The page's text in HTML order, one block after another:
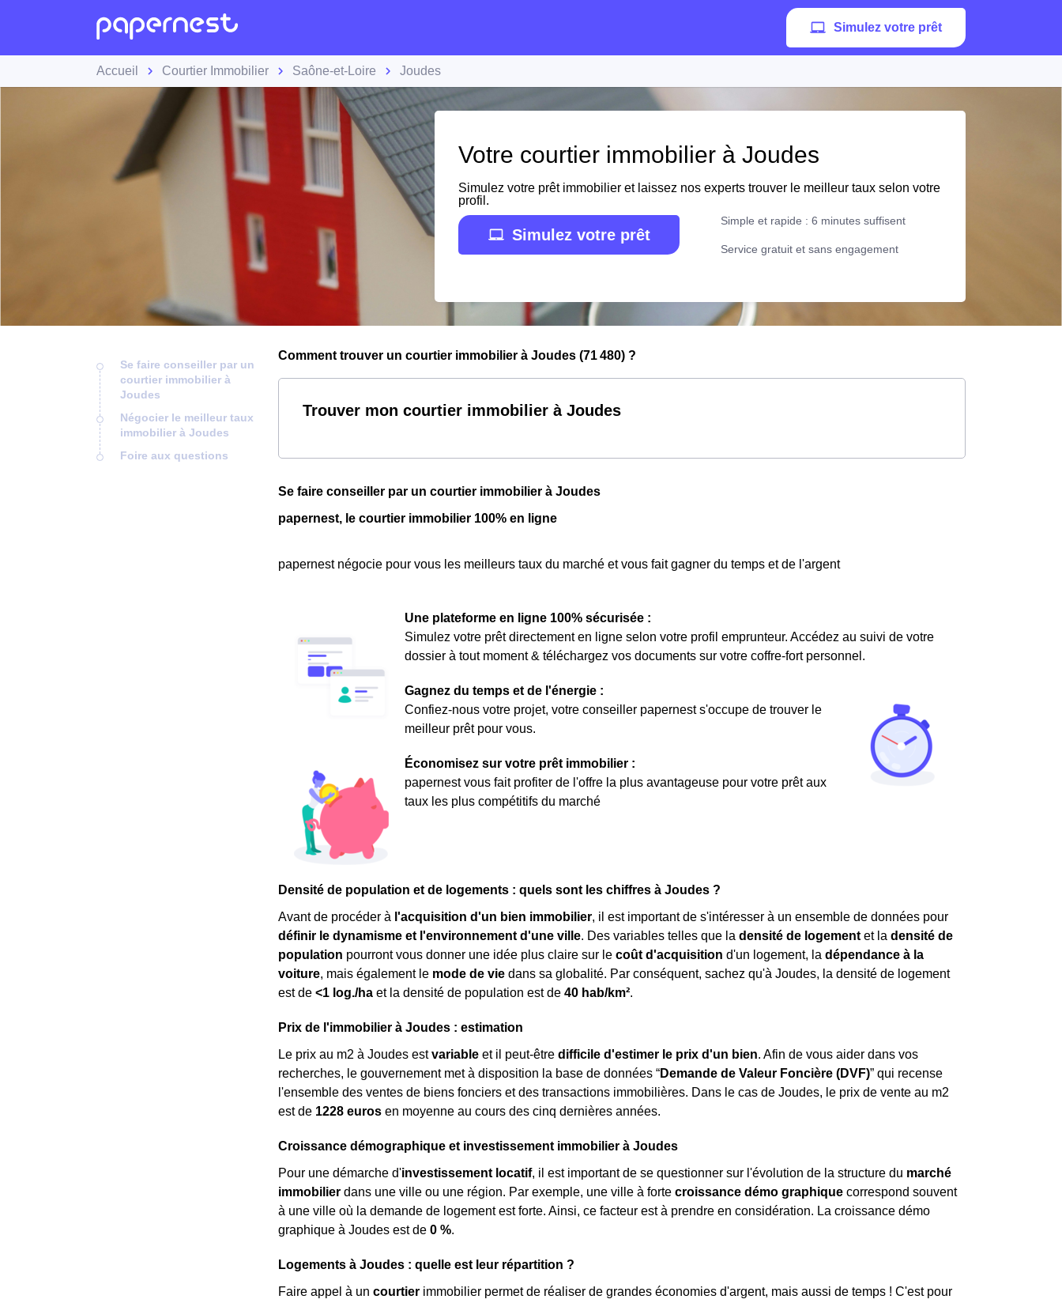
Simulez votre prêt
Accueil Courtier Immobilier Saône-et-Loire Joudes
Votre courtier immobilier à Joudes
Simulez votre prêt immobilier et laissez nos experts trouver le meilleur taux selon votre
profil.
Simulez votre prêt
Simple et rapide : 6 minutes suffisent
Service gratuit et sans engagement
Se faire conseiller par un
courtier immobilier à
Joudes
Négocier le meilleur taux
immobilier à Joudes
Foire aux questions
Comment trouver un courtier immobilier à Joudes (71 480) ?
Trouver mon courtier immobilier à Joudes
Se faire conseiller par un courtier immobilier à Joudes
papernest, le courtier immobilier 100% en ligne
papernest négocie pour vous les meilleurs taux du marché et vous fait gagner du temps et de l'argent
Une plateforme en ligne 100% sécurisée :
Simulez votre prêt directement en ligne selon votre profil emprunteur. Accédez au suivi de votre
dossier à tout moment & téléchargez vos documents sur votre coffre-fort personnel.
Gagnez du temps et de l'énergie :
Confiez-nous votre projet, votre conseiller papernest s'occupe de trouver le
meilleur prêt pour vous.
Économisez sur votre prêt immobilier :
papernest vous fait profiter de l'offre la plus avantageuse pour votre prêt aux
taux les plus compétitifs du marché
Densité de population et de logements : quels sont les chiffres à Joudes ?
Avant de procéder à l'acquisition d'un bien immobilier, il est important de s'intéresser à un ensemble de données pour
définir le dynamisme et l'environnement d'une ville. Des variables telles que la densité de logement et la densité de
population pourront vous donner une idée plus claire sur le coût d'acquisition d'un logement, la dépendance à la
voiture, mais également le mode de vie dans sa globalité. Par conséquent, sachez qu'à Joudes, la densité de logement
est de <1 log./ha et la densité de population est de 40 hab/km².
Prix de l'immobilier à Joudes : estimation
Le prix au m2 à Joudes estvariable et il peut-être difficile d'estimer le prix d'un bien. Afin de vous aider dans vos
recherches, le gouvernement met à disposition la base de données “Demande de Valeur Foncière (DVF)” qui recense
l'ensemble des ventes de biens fonciers et des transactions immobilières. Dans le cas de Joudes, le prix de vente au m2
est de 1228 euros en moyenne au cours des cinq dernières années.
Croissance démographique et investissement immobilier à Joudes
Pour une démarche d'investissement locatif, il est important de se questionner sur l'évolution de la structure du marché
immobilier dans une ville ou une région. Par exemple, une ville à forte croissance démo graphique correspond souvent
à une ville où la demande de logement est forte. Ainsi, ce facteur est à prendre en considération. La croissance démo
graphique à Joudes est de 0 %.
Logements à Joudes : quelle est leur répartition ?
Faire appel à un courtier immobilier permet de réaliser de grandes économies d'argent, mais aussi de temps ! C'est pour